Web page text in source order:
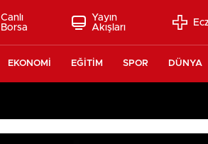
Canlı
Borsa
Yayın
Akışları
EKONOMİ EĞİTİM SPOR DÜNYA